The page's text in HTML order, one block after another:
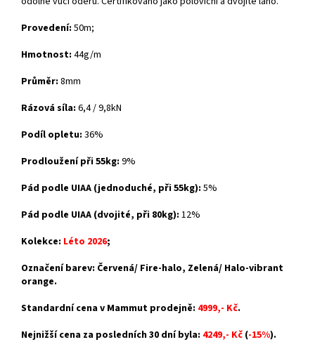
Provedení: 50m;
Hmotnost: 44g/m
Průměr: 8mm
Rázová síla: 6,4 / 9,8kN
Podíl opletu: 36%
Prodloužení při 55kg: 9%
Pád podle UIAA (jednoduché, při 55kg): 5%
Pád podle UIAA (dvojité, při 80kg): 12%
Kolekce: Léto 2026;
Označení barev: Červená/ Fire-halo, Zelená/ Halo-vibrant
orange.
Standardní cena v Mammut prodejně: 4999,- Kč.
Nejnižší cena za posledních 30 dní byla: 4249,- Kč (-15%).